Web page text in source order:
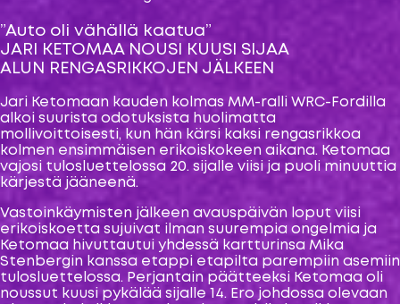
”Auto oli vähällä kaatua”
JARI KETOMAA NOUSI KUUSI SIJAA
ALUN RENGASRIKKOJEN JÄLKEEN
Jari Ketomaan kauden kolmas MM-ralli WRC-Fordilla
alkoi suurista odotuksista huolimatta
mollivoittoisesti, kun hän kärsi kaksi rengasrikkoa
kolmen ensimmäisen erikoiskokeen aikana. Ketomaa
vajosi tulosluettelossa 20. sijalle viisi ja puoli minuuttia
kärjestä jääneenä.
Vastoinkäymisten jälkeen avauspäivän loput viisi
erikoiskoetta sujuivat ilman suurempia ongelmia ja
Ketomaa hivuttautui yhdessä kartturinsa Mika
Stenbergin kanssa etappi etapilta parempiin asemiin
tulosluettelossa. Perjantain päätteeksi Ketomaa oli
noussut kuusi pykälää sijalle 14. Ero johdossa olevaan